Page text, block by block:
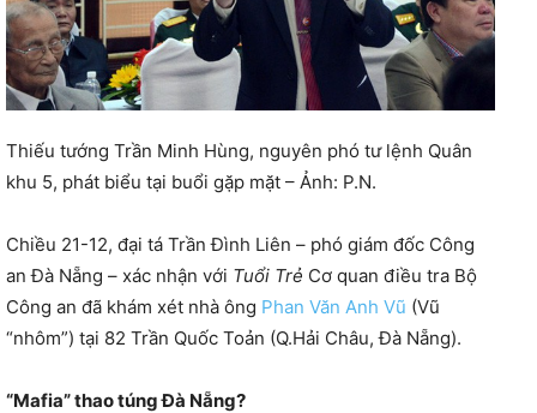
Thiếu tướng Trần Minh Hùng, nguyên phó tư lệnh Quân
khu 5, phát biểu tại buổi gặp mặt – Ảnh: P.N.
Chiều 21-12, đại tá Trần Đình Liên – phó giám đốc Công
an Đà Nẵng – xác nhận với Tuổi Trẻ Cơ quan điều tra Bộ
Công an đã khám xét nhà ông Phan Văn Anh Vũ (Vũ
“nhôm”) tại 82 Trần Quốc Toản (Q.Hải Châu, Đà Nẵng).
“Mafia” thao túng Đà Nẵng?